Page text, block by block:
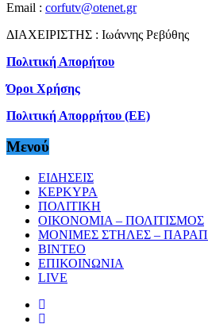
Email : corfutv@otenet.gr
ΔΙΑΧΕΙΡΙΣΤΗΣ : Ιωάννης Ρεβύθης
Πολιτική Απορήτου
Όροι Χρήσης
Πολιτική Απορρήτου (ΕΕ)
Μενού
ΕΙΔΗΣΕΙΣ
ΚΕΡΚΥΡΑ
ΠΟΛΙΤΙΚΗ
ΟΙΚΟΝΟΜΙΑ – ΠΟΛΙΤΙΣΜΟΣ
ΜΟΝΙΜΕΣ ΣΤΗΛΕΣ –
ΒΙΝΤΕΟ
ΕΠΙΚΟΙΝΩΝΙΑ
LIVE